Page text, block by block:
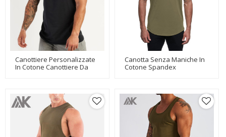
Canottiere Personalizzate
In Cotone Canottiere Da
Canotta Senza Maniche In
Cotone Spandex